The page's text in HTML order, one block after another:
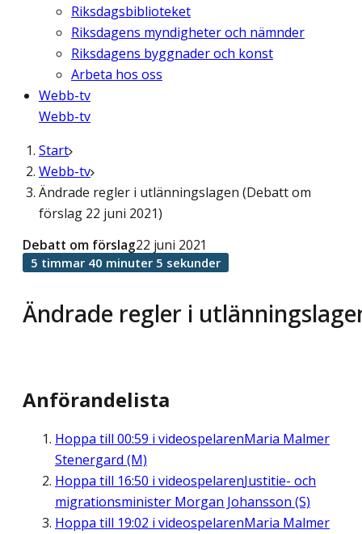
Riksdagsbiblioteket
Riksdagens myndigheter och nämnder
Riksdagens byggnader och konst
Arbeta hos oss
Webb-tv
Webb-tv
Start
Webb-tv
Ändrade regler i utlänningslagen (Debatt om
förslag 22 juni 2021)
Ändrade regler i
Debatt om förslag22 juni 2021
5 timmar 40 minuter 5 sekunder
Anförandelista
Hoppa till 00:59 i videospelarenMaria Malmer
Stenergard (M)
Hoppa till 16:50 i videospelarenJustitie- och
migrationsminister Morgan Johansson (S)
Hoppa till 19:02 i videospelarenMaria Malmer